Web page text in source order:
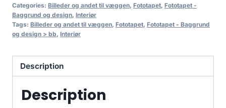
Categories: Billeder og andet til væggen, Fototapet, Fototapet -
Baggrund og design, Interiør
Tags: Billeder og andet til væggen, Fototapet, Fototapet - Baggrund
og design > bb, Interiør
Description
Description